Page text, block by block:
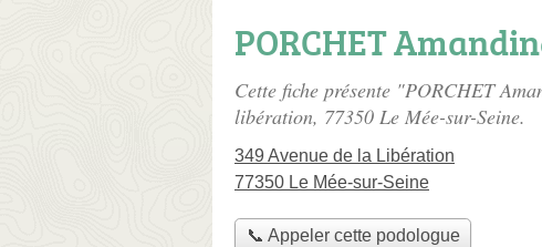
PORCHET
Cette fiche présente "PORCHET
libération, 77350 Le Mée-sur-Seine.
349 Avenue de la Libération
77350 Le Mée-sur-Seine
📞 Appeler cette podologue